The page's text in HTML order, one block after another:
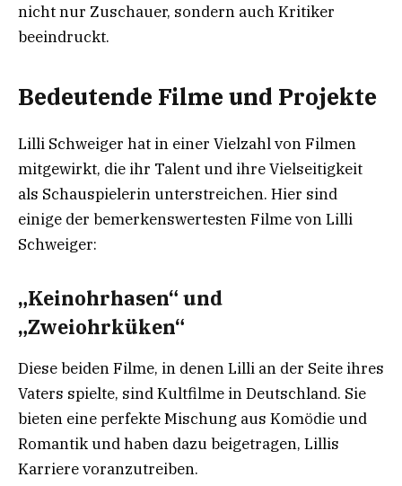
nicht nur Zuschauer, sondern auch Kritiker
beeindruckt.
Bedeutende Filme und Projekte
Lilli Schweiger hat in einer Vielzahl von Filmen
mitgewirkt, die ihr Talent und ihre Vielseitigkeit
als Schauspielerin unterstreichen. Hier sind
einige der bemerkenswertesten Filme von Lilli
Schweiger:
„Keinohrhasen“ und
„Zweiohrküken“
Diese beiden Filme, in denen Lilli an der Seite ihres
Vaters spielte, sind Kultfilme in Deutschland. Sie
bieten eine perfekte Mischung aus Komödie und
Romantik und haben dazu beigetragen, Lillis
Karriere voranzutreiben.